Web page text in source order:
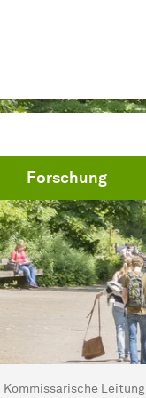
Forschung
Kommissarische Leitung